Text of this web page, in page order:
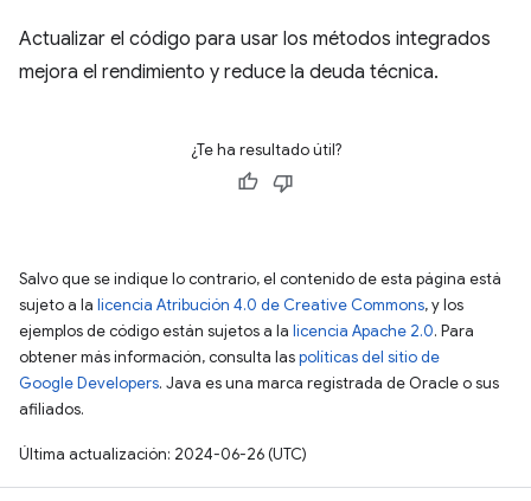
Actualizar el código para usar los métodos integrados
mejora el rendimiento y reduce la deuda técnica.
¿Te ha resultado útil?
Salvo que se indique lo contrario, el contenido de esta página está
sujeto a la licencia Atribución 4.0 de Creative Commons, y los
ejemplos de código están sujetos a la licencia Apache 2.0. Para
obtener más información, consulta laspolíticas del sitio de
Google Developers. Java es una marca registrada de Oracle o sus
afiliados.
Última actualización: 2024-06-26 (UTC)